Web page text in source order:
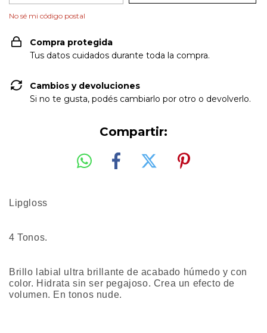
No sé mi código postal
Compra protegida
Tus datos cuidados durante toda la compra.
Cambios y devoluciones
Si no te gusta, podés cambiarlo por otro o devolverlo.
Compartir:
Lipgloss
4 Tonos.
Brillo labial ultra brillante de acabado húmedo y con
color. Hidrata sin ser pegajoso. Crea un efecto de
volumen. En tonos nude.